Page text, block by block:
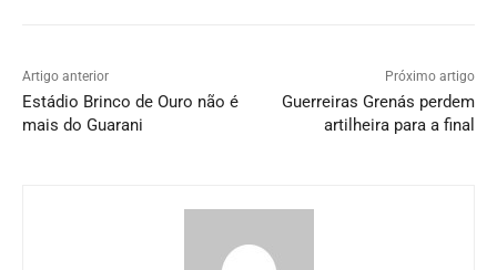
Artigo anterior
Estádio Brinco de Ouro não é
mais do Guarani
Próximo artigo
Guerreiras Grenás perdem
artilheira para a final